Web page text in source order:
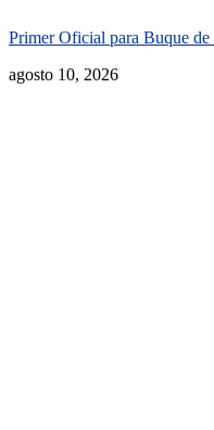
Primer Oficial para Buque
agosto 10, 2026